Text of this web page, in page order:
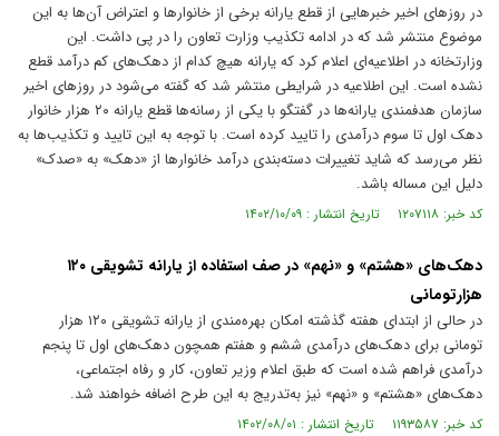
در روز‌های اخیر خبر‌هایی از قطع یارانه برخی از خانوار‌ها و اعتراض آن‌ها به این
موضوع منتشر شد که در ادامه تکذیب وزارت تعاون را در پی داشت. این
وزارتخانه در اطلاعیه‌ای اعلام کرد که یارانه هیچ کدام از دهک‌های کم درآمد قطع
نشده است. این اطلاعیه در شرایطی منتشر شد که گفته می‌شود در روز‌های اخیر
سازمان هدفمندی یارانه‌ها در گفتگو با یکی از رسانه‌ها قطع یارانه ۲۰ هزار خانوار
دهک اول تا سوم درآمدی را تایید کرده است. با توجه به این تایید و تکذیب‌ها به
نظر می‌رسد که شاید تغییرات دسته‌بندی درآمد خانوار‌ها از «دهک» به «صدک»
دلیل این مساله باشد.
کد خبر: ۱۲۰۷۱۱۸ تاریخ انتشار : ۱۴۰۲/۱۰/۰۹
دهک‌های «هشتم» و «نهم» در صف استفاده از یارانه تشویقی ۱۲۰
هزارتومانی
در حالی از ابتدای هفته گذشته امکان بهره‌مندی از یارانه تشویقی ۱۲۰ هزار
تومانی برای دهک‌های درآمدی ششم و هفتم همچون دهک‌های اول تا پنجم
درآمدی فراهم شده است که طبق اعلام وزیر تعاون، کار و رفاه اجتماعی،
دهک‌های «هشتم» و «نهم» نیز به‌تدریج به این طرح اضافه خواهند شد.
کد خبر: ۱۱۹۳۵۸۷ تاریخ انتشار : ۱۴۰۲/۰۸/۰۱